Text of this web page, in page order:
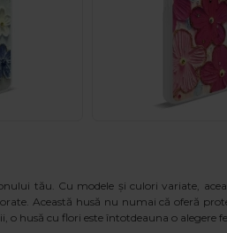
tău. Cu modele și culori variate,
Această husă nu numai că oferă
husă cu flori este întotdeauna o alegere